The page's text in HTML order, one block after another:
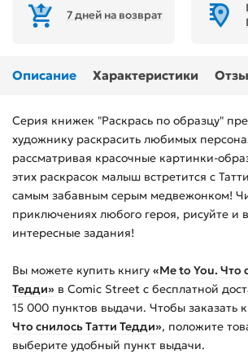
7 дней на возврат
Описание Характеристики
Серия книжек "Раскрась по образцу"
художнику раскрасить любимых
рассматривая красочные картинки-
этих раскрасок малыш встретится с
самым забавным серым медвежонком!
приключениях любого героя, рисуйте и
интересные задания!
Вы можете купить книгу «Me to You. Что
Тедди» в Comic Street с бесплатной
15 000 пунктов выдачи. Чтобы заказать
Что снилось Татти Тедди», положите
выберите удобный пункт выдачи.